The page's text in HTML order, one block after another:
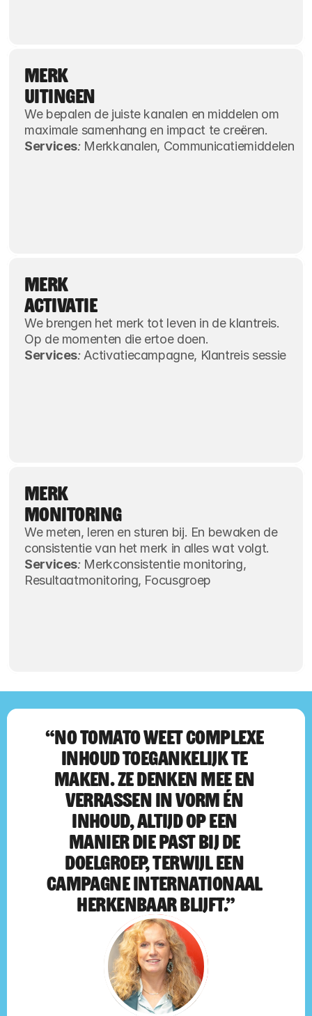
MERK
UITINGEN
We bepalen de juiste kanalen en middelen om
maximale samenhang en impact te creëren.
Services: Merkkanalen, Communicatiemiddelen
MERK
ACTIVATIE
We brengen het merk tot leven in de klantreis.
Op de momenten die ertoe doen.
Services: Activatiecampagne, Klantreis sessie
MERK
MONITORING
We meten, leren en sturen bij. En bewaken de
consistentie van het merk in alles wat volgt.
Services: Merkconsistentie monitoring,
Resultaatmonitoring, Focusgroep
“NO TOMATO WEET COMPLEXE
INHOUD TOEGANKELIJK TE
MAKEN. ZE DENKEN MEE EN
VERRASSEN IN VORM ÉN
INHOUD, ALTIJD OP EEN
MANIER DIE PAST BIJ DE
DOELGROEP, TERWIJL EEN
CAMPAGNE INTERNATIONAAL
HERKENBAAR BLIJFT.”